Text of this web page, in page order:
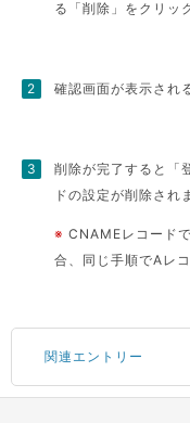
る「削除」をクリッ
確認画面が表示され
削除が完了すると「
ドの設定が削除され
※CNAMEレコード
合、同じ手順でAレ
関連エントリー